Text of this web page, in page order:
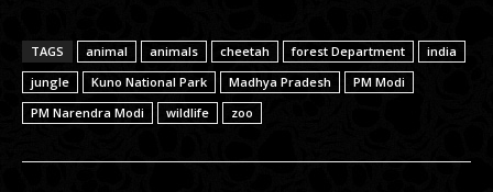
TAGS animal animals cheetah forest Department
india
jungle
Kuno National Park Madhya Pradesh
PM Modi
PM Narendra Modi
wildlife zoo